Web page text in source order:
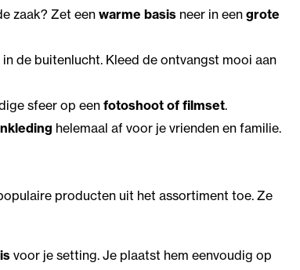
zaak? Zet eenwarme basis neer in eengrote
in de buitenlucht. Kleed de ontvangst mooi aan
sfeer op eenfotoshoot of filmset.
helemaal af voor je vrienden en familie.
producten uit het assortiment toe. Ze
voor je setting. Je plaatst hem eenvoudig op